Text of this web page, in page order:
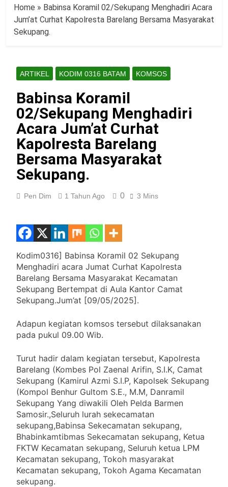
Home » Babinsa Koramil 02/Sekupang Menghadiri Acara
Jum’at Curhat Kapolresta Barelang Bersama Masyarakat
Sekupang.
ARTIKEL KODIM 0316 BATAM KOMSOS
Babinsa Koramil
02/Sekupang Menghadiri
Acara Jum’at Curhat
Kapolresta Barelang
Bersama Masyarakat
Sekupang.
Pen Dim 1 Tahun Ago 0 3 Mins
Kodim0316] Babinsa Koramil 02 Sekupang
Menghadiri acara Jumat Curhat Kapolresta
Barelang Bersama Masyarakat Kecamatan
Sekupang Bertempat di Aula Kantor Camat
Sekupang.Jum’at [09/05/2025].
Adapun kegiatan komsos tersebut dilaksanakan
pada pukul 09.00 Wib.
Turut hadir dalam kegiatan tersebut, Kapolresta
Barelang (Kombes Pol Zaenal Arifin, S.I.K, Camat
Sekupang (Kamirul Azmi S.I.P, Kapolsek Sekupang
(Kompol Benhur Gultom S.E., M.M, Danramil
Sekupang Yang diwakili Oleh Pelda Barmen
Samosir.,Seluruh lurah sekecamatan
sekupang,Babinsa Sekecamatan sekupang,
Bhabinkamtibmas Sekecamatan sekupang, Ketua
FKTW Kecamatan sekupang, Seluruh ketua LPM
Kecamatan sekupang, Tokoh masyarakat
Kecamatan sekupang, Tokoh Agama Kecamatan
sekupang.